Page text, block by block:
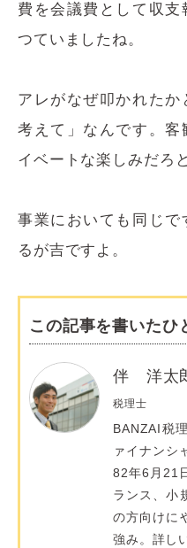
費を会議費として収
つていましたね。
アレがなぜ叩かれた
考えて」なんです。客
イベートな楽しみだろと
事業においても同じで
るが吉ですよ。
この記事を書いたひ
伴 洋太
税理士
BANZAI税
ァイナンシ
82年6月21
ランス、小
の方向けに
強み。詳し